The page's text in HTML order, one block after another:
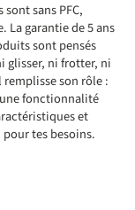
sans PFC,
garantie de 5 ans
sont pensés
glisser, ni frotter, ni
son rôle :
fonctionnalité
et
tes besoins.